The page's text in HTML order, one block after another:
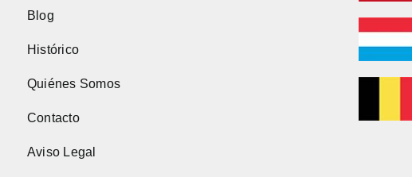
Blog
Histórico
Quiénes Somos
Contacto
Aviso Legal